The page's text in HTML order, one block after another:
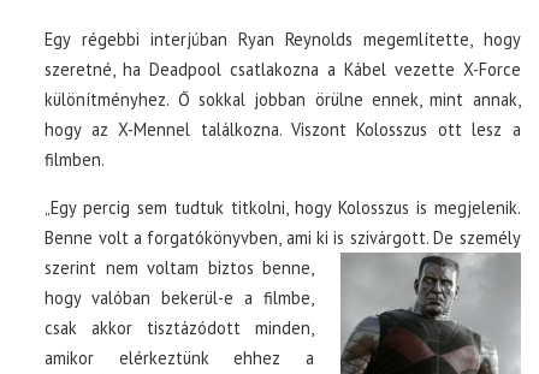
Egy régebbi interjúban Ryan Reynolds megemlítette, hogy
szeretné, ha Deadpool csatlakozna a Kábel vezette X-Force
különítményhez. Ő sokkal jobban örülne ennek, mint annak,
hogy az X-Mennel találkozna. Viszont Kolosszus ott lesz a
filmben.
„Egy percig sem tudtuk titkolni, hogy Kolosszus is megjelenik.
Benne volt a forgatókönyvben, ami ki is szivárgott. De személy
szerint nemvoltam biztos benne,
hogy valóban bekerül-e a filmbe,
csak akkor tisztázódott minden,
amikor elérkeztünk ehhez a